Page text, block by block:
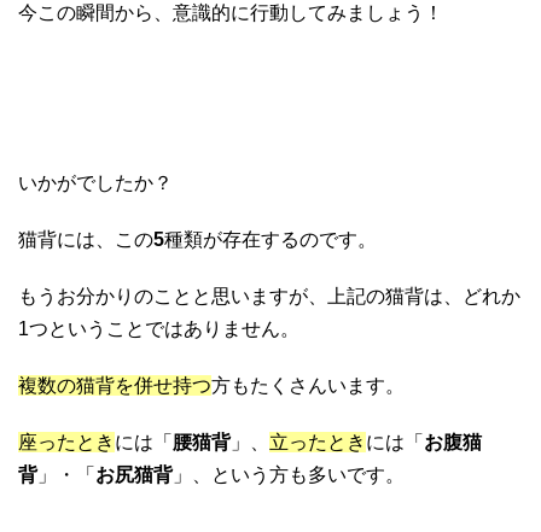
今この瞬間から、意識的に行動してみましょう！
いかがでしたか？
猫背には、この5種類が存在するのです。
もうお分かりのことと思いますが、上記の猫背は、どれか
1つということではありません。
複数の猫背を併せ持つ方もたくさんいます。
座ったとき には「 腰猫背」、 立ったとき には「 お腹猫
背」・「 お尻猫背」、という方も多いです。